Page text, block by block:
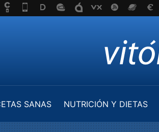
SANAS NUTRICIÓN Y DIETAS